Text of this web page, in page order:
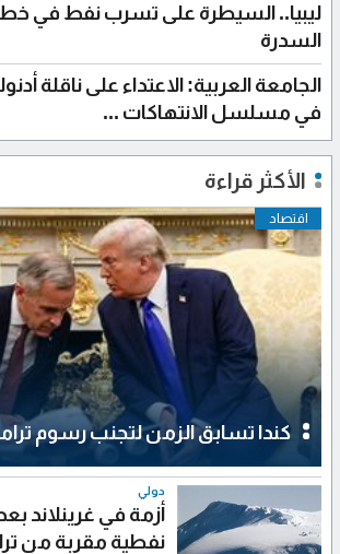
ليبيا.. السيطرة على تسرب نفط في خط
السدرة
الجامعة العربية: الاعتداء على ناقلة
في مسلسل الانتهاكات ...
الأكثر قراءة
اقتصاد
كندا تسابق الزمن لتجنب رسوم
دولي
أزمة في غرينلاند
نفطية مقربة من